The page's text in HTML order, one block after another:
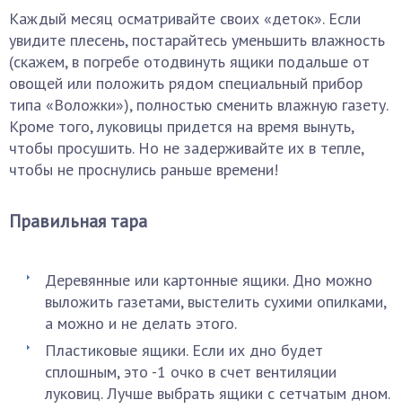
Каждый месяц осматривайте своих «деток». Если
увидите плесень, постарайтесь уменьшить влажность
(скажем, в погребе отодвинуть ящики подальше от
овощей или положить рядом специальный прибор
типа «Воложки»), полностью сменить влажную газету.
Кроме того, луковицы придется на время вынуть,
чтобы просушить. Но не задерживайте их в тепле,
чтобы не проснулись раньше времени!
Правильная тара
Деревянные или картонные ящики. Дно можно
выложить газетами, выстелить сухими опилками,
а можно и не делать этого.
Пластиковые ящики. Если их дно будет
сплошным, это -1 очко в счет вентиляции
луковиц. Лучше выбрать ящики с сетчатым дном.